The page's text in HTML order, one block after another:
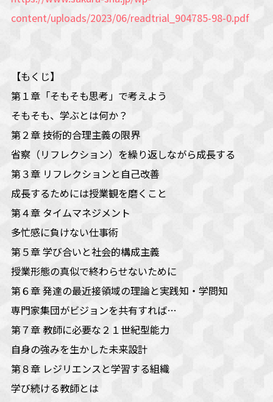
content/uploads/2023/06/readtrial_904785-98-0.pdf
【もくじ】
第１章「そもそも思考」で考えよう
――そもそも、学ぶとは何か？
第２章 技術的合理主義の限界
――省察（リフレクション）を繰り返しながら成長する
第３章 リフレクションと自己改善
――成長するためには授業観を磨くこと
第４章 タイムマネジメント
――多忙感に負けない仕事術
第５章 学び合いと社会的構成主義
――授業形態の真似で終わらせないために
第６章 発達の最近接領域の理論と実践知・学問知
――専門家集団がビジョンを共有すれば…
第７章 教師に必要な２１世紀型能力
――自身の強みを生かした未来設計
第８章 レジリエンスと学習する組織
――学び続ける教師とは